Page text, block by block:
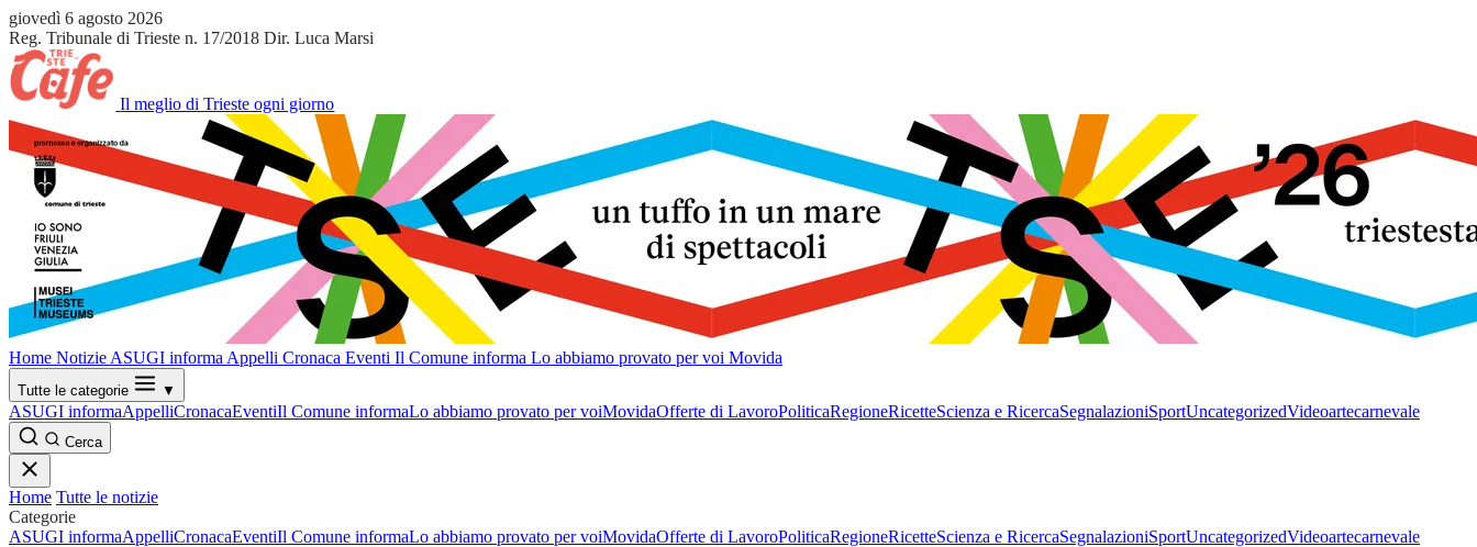
giovedì 6 agosto 2026
Reg. Tribunale di Trieste n. 17/2018 Dir. Luca Marsi
Il meglio di Trieste ogni giorno
Home Notizie ASUGI informa Appelli Cronaca Eventi Il Comune informa Lo abbiamo provato per voi Movida
Tutte le categorie ▼
ASUGI informaAppelliCronacaEventiIl Comune informaLo abbiamo provato per voiMovidaOfferte di LavoroPoliticaRegioneRicetteScienza e RicercaSegnalazioniSportUncategorizedVideoartecarnevale
Cerca
Home Tutte le notizie
Categorie
ASUGI informaAppelliCronacaEventiIl Comune informaLo abbiamo provato per voiMovidaOfferte di LavoroPoliticaRegioneRicetteScienza e RicercaSegnalazioniSportUncategorizedVideoartecarnevale